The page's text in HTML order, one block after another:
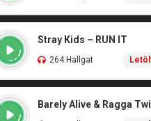
Stray Kids – RUN IT
264 Hallgat